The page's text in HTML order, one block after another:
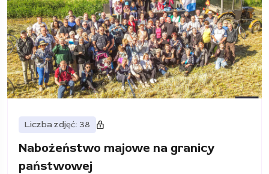
Liczba zdjęć: 38
Nabożeństwo majowe na granicy
państwowej